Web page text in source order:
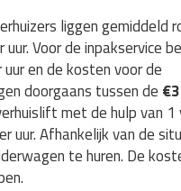
liggen gemiddeld
uur. Voor de inpakservice
uur en de kosten voor de
doorgaans tussen de
met de hulp van 1
uur. Afhankelijk van de
te huren. De